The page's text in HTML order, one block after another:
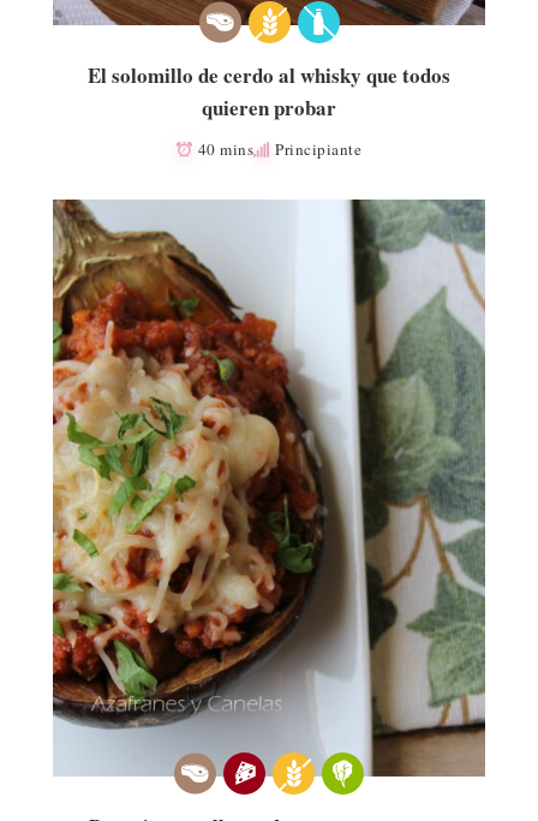
El solomillo de cerdo al whisky que todos
quieren probar
40 mins Principiante